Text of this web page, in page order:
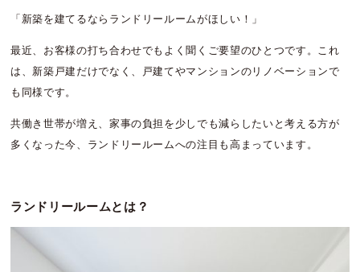
「新築を建てるならランドリールームがほしい！」
最近、お客様の打ち合わせでもよく聞くご要望のひとつです。これ
は、新築戸建だけでなく、戸建てやマンションのリノベーションで
も同様です。
共働き世帯が増え、家事の負担を少しでも減らしたいと考える方が
多くなった今、ランドリールームへの注目も高まっています。
ランドリールームとは？